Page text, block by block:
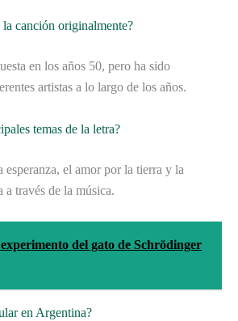
canción originalmente?
en los años 50, pero ha sido
artistas a lo largo de los años.
temas de la letra?
esperanza, el amor por la tierra y la
través de la música.
del gato de Schrödinger
en Argentina?